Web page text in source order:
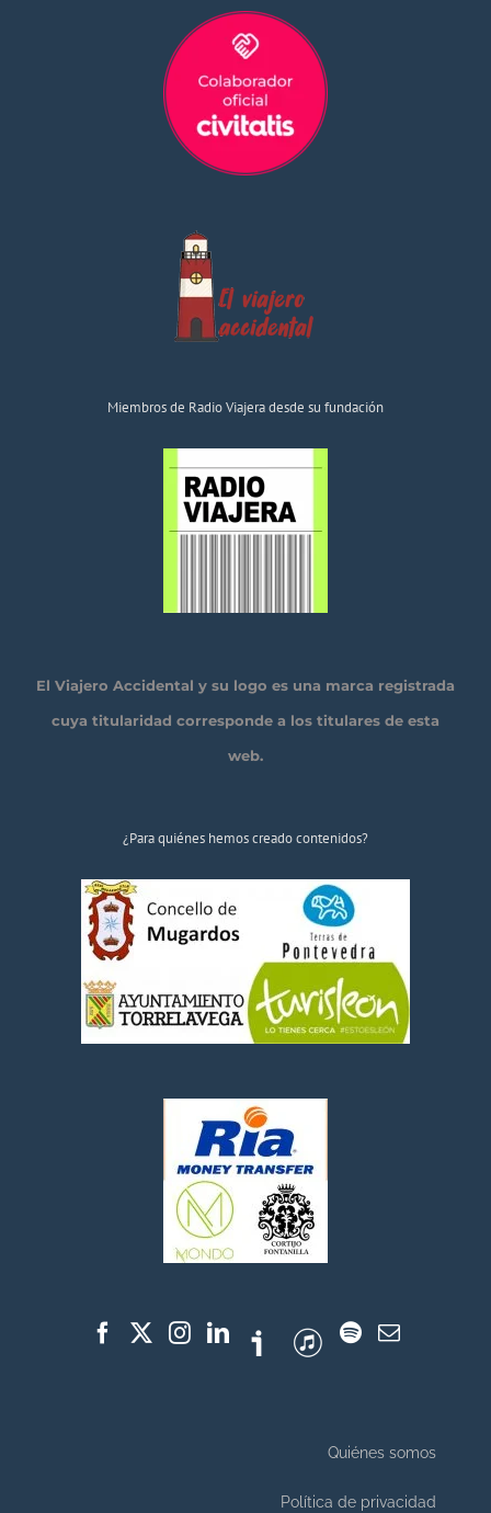
Miembros de Radio Viajera desde su fundación
El Viajero Accidental y su logo es una marca registrada
cuya titularidad corresponde a los titulares de esta
web.
¿Para quiénes hemos creado contenidos?
Quiénes somos
Política de privacidad